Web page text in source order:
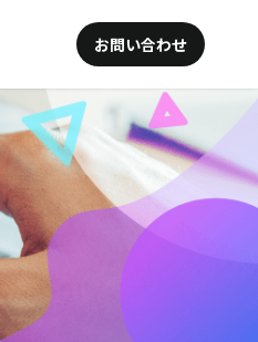
お問い合わせ